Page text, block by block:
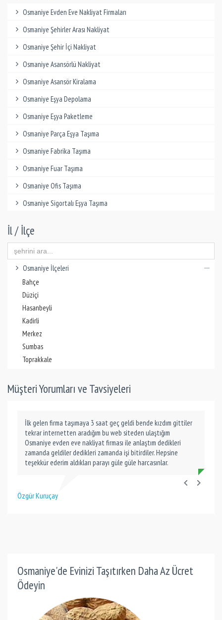
Osmaniye Evden Eve Nakliyat Firmaları
Osmaniye Şehirler Arası Nakliyat
Osmaniye Şehir İçi Nakliyat
Osmaniye Asansörlü Nakliyat
Osmaniye Asansör Kiralama
Osmaniye Eşya Depolama
Osmaniye Eşya Paketleme
Osmaniye Parça Eşya Taşıma
Osmaniye Fabrika Taşıma
Osmaniye Fuar Taşıma
Osmaniye Ofis Taşıma
Osmaniye Sigortalı Eşya Taşıma
İl / İlçe
Osmaniye İlçeleri
Bahçe
Düziçi
Hasanbeyli
Kadirli
Merkez
Sumbas
Toprakkale
Müşteri Yorumları ve Tavsiyeleri
İlk gelen firma taşımaya 3 saat geç geldi bende kızdım gittiler
tekrar internetten aradığım bu web siteden ulaştığım
Osmaniye evden eve nakliyat firması ile anlaştım dedikleri
zamanda geldiler dedikleri zamanda işi bitirdiler. Hepsine
teşekkür ederim aldıkları parayı güle güle harcasınlar.
Özgür Kuruçay
Osmaniye'de Evinizi Taşıtırken Daha Az Ücret
Ödeyin